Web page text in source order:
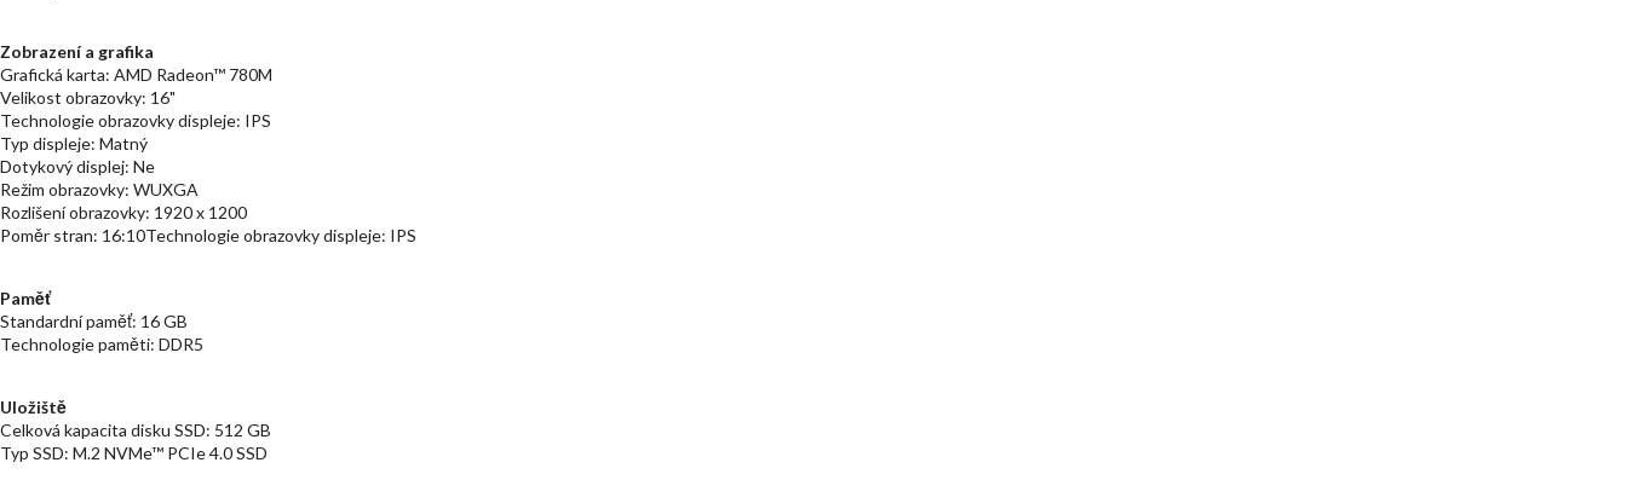
Zobrazení a grafika
Grafická karta: AMD Radeon™ 780M
Velikost obrazovky: 16"
Technologie obrazovky displeje: IPS
Typ displeje: Matný
Dotykový displej: Ne
Režim obrazovky: WUXGA
Rozlišení obrazovky: 1920 x 1200
Poměr stran: 16:10Technologie obrazovky displeje: IPS
Paměť
Standardní paměť: 16 GB
Technologie paměti: DDR5
Uložiště
Celková kapacita disku SSD: 512 GB
Typ SSD: M.2 NVMe™ PCIe 4.0 SSD